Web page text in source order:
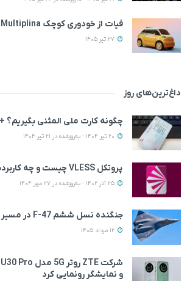
فیات از خودوری کوچک Multiplina رونمایی کرد
داغ‌ترین‌های روز
چگونه کارت ملی المثنی بگیریم؟
پروتکل VLESS چیست و چه کاربردهایی دارد؟
جنگنده نسل ششم F-47 در مسیر نخستین پرواز
و نمایشگر رونمایی کرد